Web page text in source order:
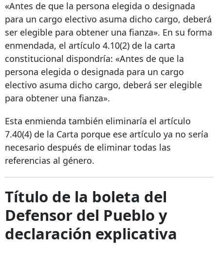
«Antes de que la persona elegida o designada
para un cargo electivo asuma dicho cargo, deberá
ser elegible para obtener una fianza». En su forma
enmendada, el artículo 4.10(2) de la carta
constitucional dispondría: «Antes de que la
persona elegida o designada para un cargo
electivo asuma dicho cargo, deberá ser elegible
para obtener una fianza».
Esta enmienda también eliminaría el artículo
7.40(4) de la Carta porque ese artículo ya no sería
necesario después de eliminar todas las
referencias al género.
Título de la boleta del
Defensor del Pueblo y
declaración explicativa